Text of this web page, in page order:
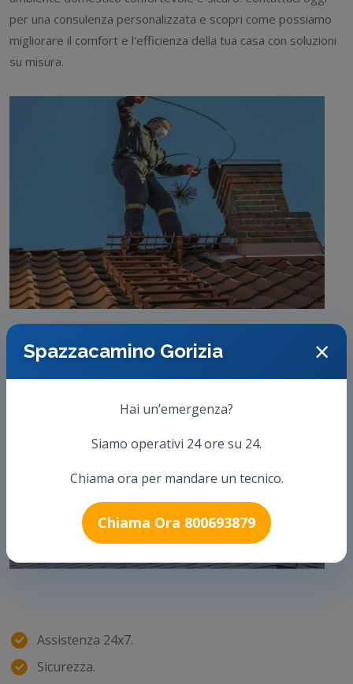
Spazzacamino Gorizia ×
Hai un’emergenza?
Siamo operativi 24 ore su 24.
Chiama ora per mandare un tecnico.
Chiama Ora 800693879
per una consulenza personalizzata e scopri come possiamo
migliorare il comfort e l'efficienza della tua casa con soluzioni
su misura.
Assistenza 24x7.
Sicurezza.